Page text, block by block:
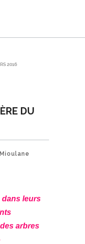
2016
DU
dans leurs
arbres